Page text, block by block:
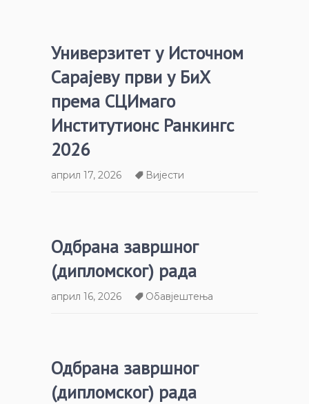
Универзитет у Источном
Сарајеву први у БиХ
према СЦИмаго
Институтионс Ранкингс
2026
април 17, 2026 Вијести
Одбрана завршног
(дипломског) рада
април 16, 2026 Обавјештења
Одбрана завршног
(дипломског) рада